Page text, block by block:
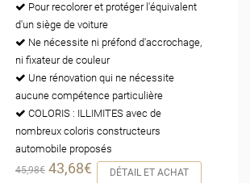
Pour recolorer et protéger l'équivalent
d'un siège de voiture
Ne nécessite ni préfond d'accrochage,
ni fixateur de couleur
Une rénovation qui ne nécessite
aucune compétence particulière
COLORIS : ILLIMITES avec de
nombreux coloris constructeurs
automobile proposés
45,98€ 43,68€ DÉTAIL ET ACHAT